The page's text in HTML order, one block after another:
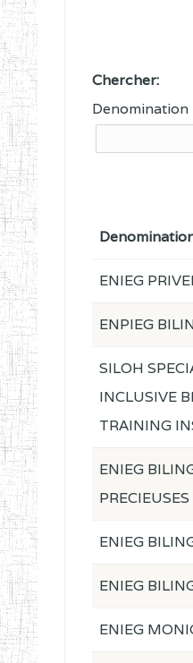
Chercher:
Denomination
ENIEG
ENPIEG
SILOH
INCLUSIVE
TRAINING
ENIEG
PRECIEUSES
ENIEG
ENIEG
ENIEG